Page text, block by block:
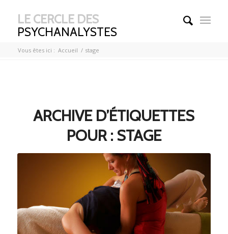
LE CERCLE DES
PSYCHANALYSTES
Vous êtes ici : Accueil / stage
ARCHIVE D’ÉTIQUETTES
POUR : STAGE